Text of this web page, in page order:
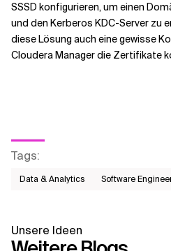
SSSD konfigurieren, um einen
und den Kerberos KDC-Server zu
diese Lösung auch eine gewisse
Cloudera Manager die Zertifikate
Tags:
Data & Analytics Software
Unsere Ideen